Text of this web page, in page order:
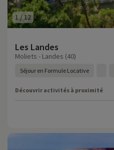
1 /12
Les Landes
Moliets - Landes (40)
Séjour en Formule Locative
Découvrir activités à proximité